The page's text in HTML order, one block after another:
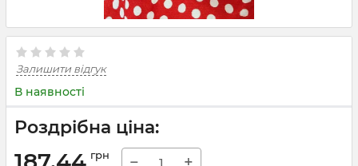
Залишити відгук
В наявності
Роздрібна ціна:
грн − +